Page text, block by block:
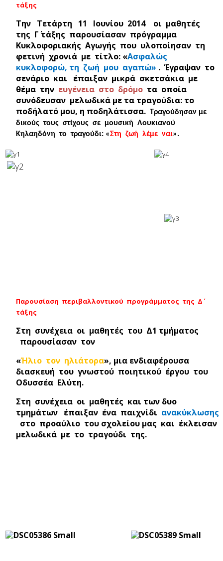
τάξης
Την Τετάρτη 11 Ιουνίου 2014 οι μαθητές
της Γ΄ τάξης παρουσίασαν πρόγραμμα
Κυκλοφοριακής Αγωγής που υλοποίησαν τη
φετινή χρονιά με τίτλο: «Ασφαλώς
κυκλοφορώ, τη ζωή μου αγαπώ» . Έγραψαν το
σενάριο και έπαιξαν μικρά σκετσάκια με
θέμα την ευγένεια στο δρόμο τα οποία
συνόδευσαν μελωδικά με τα τραγούδια: το
ποδήλατό μου, η ποδηλάτισσα. Τραγούδησαν με
δικούς τους στίχους σε μουσική Λουκιανού
Κηλαηδόνη το τραγούδι: «Στη ζωή λέμε ναι».
Παρουσίαση περιβαλλοντικού προγράμματος της Δ΄
τάξης
Στη συνέχεια οι μαθητές του Δ1 τμήματος
παρουσίασαν τον
«Ήλιο τον ηλιάτορα», μια ενδιαφέρουσα
διασκευή του γνωστού ποιητικού έργου του
Οδυσσέα Ελύτη.
Στη συνέχεια οι μαθητές και των δυο
τμημάτων έπαιξαν ένα παιχνίδι ανακύκλωσης
στο προαύλιο του σχολείου μας και έκλεισαν
μελωδικά με το τραγούδι της.